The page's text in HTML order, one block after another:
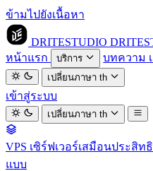
ข้ามไปยังเนื้อหา
DRITESTUDIO
หน้าแรก
บริการ บทความ
เปลี่ยนภาษาth
เข้าสู่ระบบ
เปลี่ยนภาษาth
VPS เซิร์ฟเวอร์เสมือนประสิท
แบบ